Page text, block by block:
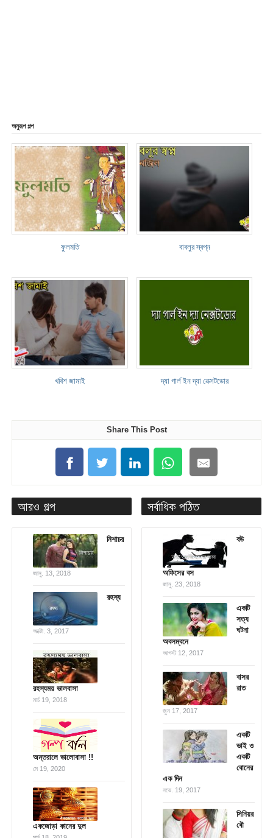
অনুরূপ গল্প
ফুলমতি বাবলুর স্বপ্ন
খবিশ জামাই দ্যা গার্ল ইন দ্যা নেক্সটডোর
Share This Post
আরও গল্প
নিশাচর
জানু. 13, 2018
রহস্য
অক্টো. 3, 2017
রহস্যময় ভালবাসা
মার্চ 19, 2018
অন্তরালে ভালোবাসা !!
মে 19, 2020
একজোড়া কানের দুল
সর্বাধিক পঠিত
বউ
অফিসের বস
জানু. 23, 2018
একটি
সত্য
ঘটনা
অবলম্বনে
আগস্ট 12, 2017
বাসর
রাত
জুন 17, 2017
একটি
ভাই ও
একটি
বোনের
এক দিন
নভে. 19, 2017
সিনিয়র
বৌ